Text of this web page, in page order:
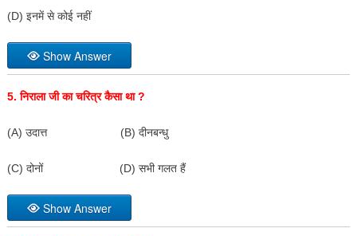
(D) इनमें से कोई नहीं
Show Answer
5.निराला जी का चरित्र कैसा था?
(A) उदात्त (B) दीनबन्धु
(C) दोनों (D) सभी गलत हैं
Show Answer